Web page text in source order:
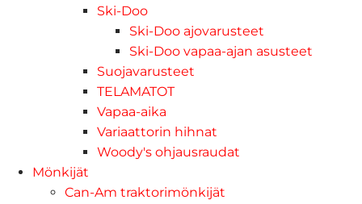
Ski-Doo
Ski-Doo ajovarusteet
Ski-Doo vapaa-ajan asusteet
Suojavarusteet
TELAMATOT
Vapaa-aika
Variaattorin hihnat
Woody's ohjausraudat
Mönkijät
Can-Am traktorimönkijät